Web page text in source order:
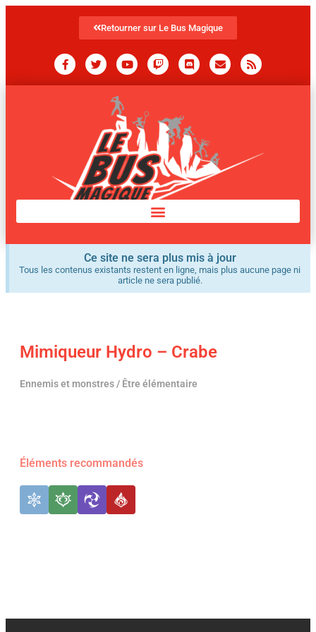
Retourner sur Le Bus Magique
Ce site ne sera plus mis à jour
Tous les contenus existants restent en ligne, mais plus aucune page ni
article ne sera publié.
Mimiqueur Hydro – Crabe
Ennemis et monstres / Être élémentaire
Éléments recommandés